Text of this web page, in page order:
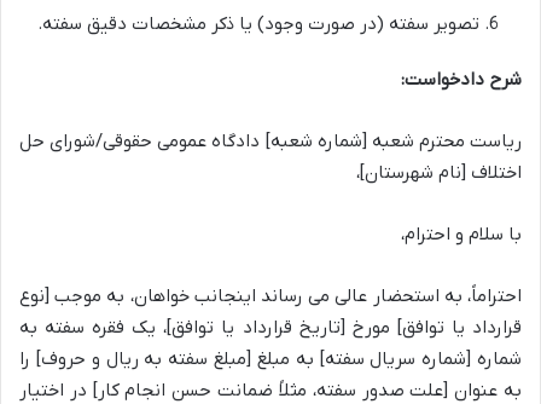
تصویر سفته (در صورت وجود) یا ذکر مشخصات دقیق سفته.
شرح دادخواست:
ریاست محترم شعبه [شماره شعبه] دادگاه عمومی حقوقی/شورای حل
اختلاف [نام شهرستان]،
با سلام و احترام،
احتراماً، به استحضار عالی می رساند اینجانب خواهان، به موجب [نوع
قرارداد یا توافق] مورخ [تاریخ قرارداد یا توافق]، یک فقره سفته به
شماره [شماره سریال سفته] به مبلغ [مبلغ سفته به ریال و حروف] را
به عنوان [علت صدور سفته، مثلاً ضمانت حسن انجام کار] در اختیار